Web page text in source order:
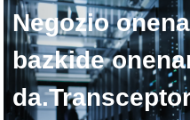
Negozio
bazkide